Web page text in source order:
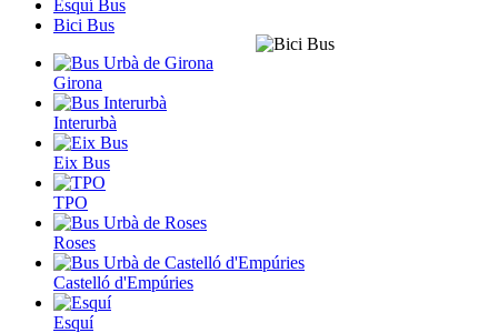
Esquí Bus
Bici Bus
Girona
Interurbà
Eix Bus
TPO
Roses
Castelló d'Empúries
Esquí